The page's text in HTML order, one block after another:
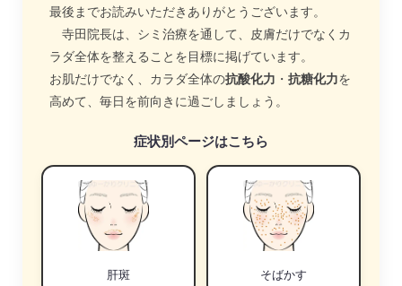
最後までお読みいただきありがとうございます。
寺田院長は、シミ治療を通して、皮膚だけでなくカ
ラダ全体を整えることを目標に掲げています。
お肌だけでなく、カラダ全体の抗酸化力 ・抗糖化力を
高めて、毎日を前向きに過ごしましょう。
症状別ページはこちら
肝斑 そばかす